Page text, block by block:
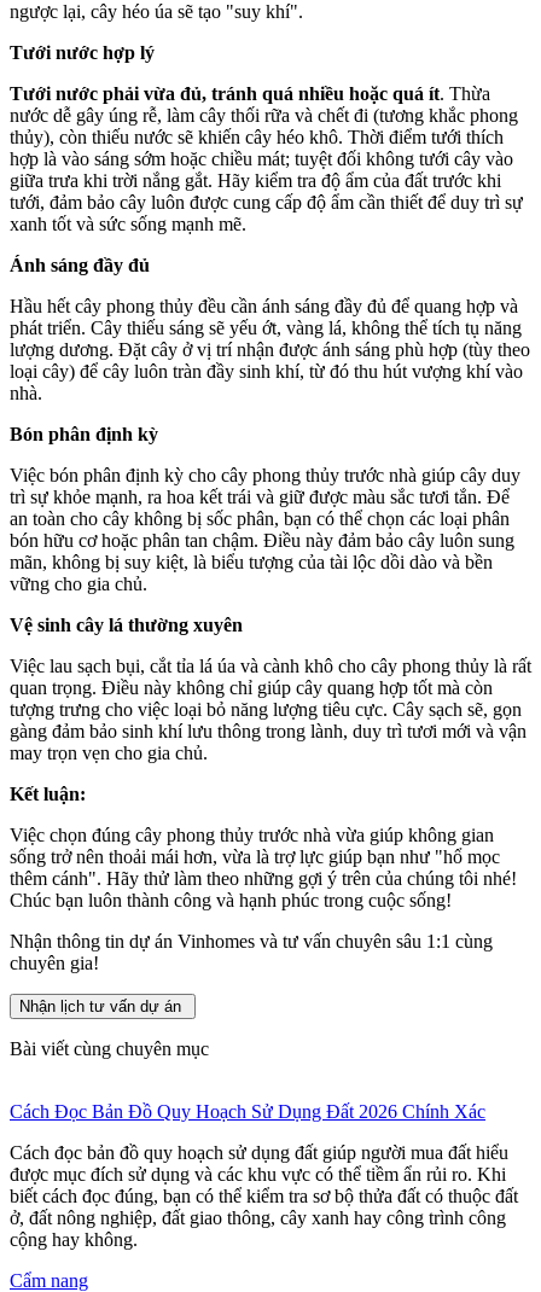
ngược lại, cây héo úa sẽ tạo "suy khí".
Tưới nước hợp lý
Tưới nước phải vừa đủ, tránh quá nhiều hoặc quá ít. Thừa
nước dễ gây úng rễ, làm cây thối rữa và chết đi (tương khắc phong
thủy), còn thiếu nước sẽ khiến cây héo khô. Thời điểm tưới thích
hợp là vào sáng sớm hoặc chiều mát; tuyệt đối không tưới cây vào
giữa trưa khi trời nắng gắt. Hãy kiểm tra độ ẩm của đất trước khi
tưới, đảm bảo cây luôn được cung cấp độ ẩm cần thiết để duy trì sự
xanh tốt và sức sống mạnh mẽ.
Ánh sáng đầy đủ
Hầu hết cây phong thủy đều cần ánh sáng đầy đủ để quang hợp và
phát triển. Cây thiếu sáng sẽ yếu ớt, vàng lá, không thể tích tụ năng
lượng dương. Đặt cây ở vị trí nhận được ánh sáng phù hợp (tùy theo
loại cây) để cây luôn tràn đầy sinh khí, từ đó thu hút vượng khí vào
nhà.
Bón phân định kỳ
Việc bón phân định kỳ cho cây phong thủy trước nhà giúp cây duy
trì sự khỏe mạnh, ra hoa kết trái và giữ được màu sắc tươi tắn. Để
an toàn cho cây không bị sốc phân, bạn có thể chọn các loại phân
bón hữu cơ hoặc phân tan chậm. Điều này đảm bảo cây luôn sung
mãn, không bị suy kiệt, là biểu tượng của tài lộc dồi dào và bền
vững cho gia chủ.
Vệ sinh cây lá thường xuyên
Việc lau sạch bụi, cắt tỉa lá úa và cành khô cho cây phong thủy là rất
quan trọng. Điều này không chỉ giúp cây quang hợp tốt mà còn
tượng trưng cho việc loại bỏ năng lượng tiêu cực. Cây sạch sẽ, gọn
gàng đảm bảo sinh khí lưu thông trong lành, duy trì tươi mới và vận
may trọn vẹn cho gia chủ.
Kết luận:
Việc chọn đúng cây phong thủy trước nhà vừa giúp không gian
sống trở nên thoải mái hơn, vừa là trợ lực giúp bạn như "hổ mọc
thêm cánh". Hãy thử làm theo những gợi ý trên của chúng tôi nhé!
Chúc bạn luôn thành công và hạnh phúc trong cuộc sống!
Nhận thông tin dự án Vinhomes và tư vấn chuyên sâu 1:1 cùng
chuyên gia!
Nhận lịch tư vấn dự án
Bài viết cùng chuyên mục
Cách Đọc Bản Đồ Quy Hoạch Sử Dụng Đất 2026 Chính Xác
Cách đọc bản đồ quy hoạch sử dụng đất giúp người mua đất hiểu
được mục đích sử dụng và các khu vực có thể tiềm ẩn rủi ro. Khi
biết cách đọc đúng, bạn có thể kiểm tra sơ bộ thửa đất có thuộc đất
ở, đất nông nghiệp, đất giao thông, cây xanh hay công trình công
cộng hay không.
Cẩm nang